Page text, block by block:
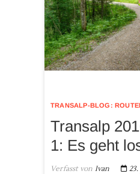
TRANSALP-BLOG:
Transalp
1: Es geht
Verfasst von Ivan 23.